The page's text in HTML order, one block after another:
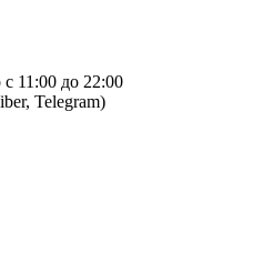
11:00 до 22:00
Telegram)